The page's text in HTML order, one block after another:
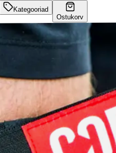
Kategooriad
Ostukorv